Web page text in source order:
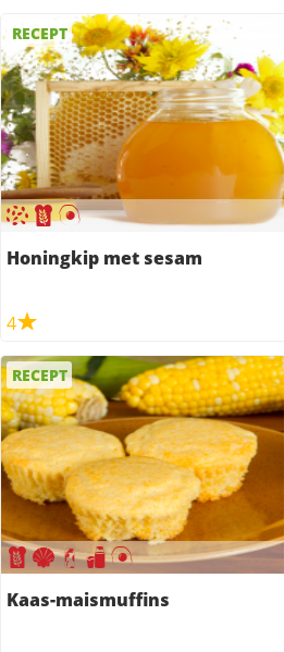
RECEPT
Honingkip met sesam
4
RECEPT
Kaas-maismuffins